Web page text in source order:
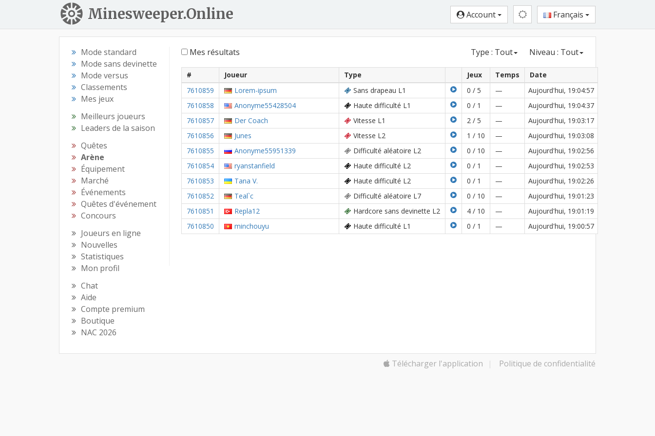
Minesweeper.Online Account Français
Mode standard
Mode sans devinette
Mode versus
Classements
Mes jeux
Meilleurs joueurs
Leaders de la saison
Quêtes
Arène
Équipement
Marché
Événements
Quêtes d'événement
Concours
Joueurs en ligne
Nouvelles
Statistiques
Mon profil
Chat
Aide
Compte premium
Boutique
NAC 2026
Mes résultats Niveau : Tout
Type : Tout
# Joueur Type Jeux Temps
Date
7610859
Lorem-ipsum Sans drapeau L1 0 / 5 —
Aujourd'hui, 19:04:57
7610858
Anonyme55428504 Haute difficulté L1 0 / 1 —
Aujourd'hui, 19:04:37
7610857
Der Coach Vitesse L1 2 / 5 —
Aujourd'hui, 19:03:17
7610856
Junes Vitesse L2 1 / 10 —
Aujourd'hui, 19:03:08
7610855
Anonyme55951339 Difficulté aléatoire L2 0 / 10 —
Aujourd'hui, 19:02:56
7610854
ryanstanfield Haute difficulté L2 0 / 1 —
Aujourd'hui, 19:02:53
7610853
Tana V. Haute difficulté L2 0 / 1 —
Aujourd'hui, 19:02:26
7610852
Teal`c Difficulté aléatoire L7 0 / 10 —
Aujourd'hui, 19:01:23
7610851
Repla12 Hardcore sans devinette L2 4 / 10 —
Aujourd'hui, 19:01:19
7610850
minchouyu Haute difficulté L1 0 / 1 — Aujourd'hui, 19:00:57
Télécharger l'application | Politique de confidentialité